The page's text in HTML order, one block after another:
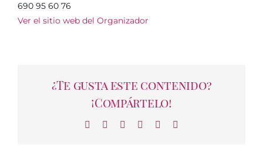
690 95 60 76
Ver el sitio web del Organizador
¿Te gusta este contenido?
¡Compártelo!
Facebook LinkedInWhatsAppTelegram